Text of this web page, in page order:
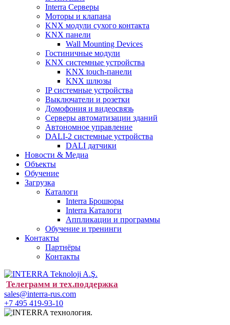
Interra Серверы
Моторы и клапана
KNX модули сухого контакта
KNX панели
Wall Mounting Devices
Гостиничные модули
KNX системные устройства
KNX touch-панели
KNX шлюзы
IP системные устройства
Выключатели и розетки
Домофония и видеосвязь
Серверы автоматизации зданий
Автономное управление
DALI-2 системные устройства
DALI датчики
Новости & Медиа
Объекты
Обучение
Загрузка
Каталоги
Interra Брошюры
Interra Каталоги
Аппликации и программы
Обучение и тренинги
Контакты
Партнёры
Контакты
Телеграмм и тех.поддержка
sales@interra-rus.com
+7 495 419-93-10